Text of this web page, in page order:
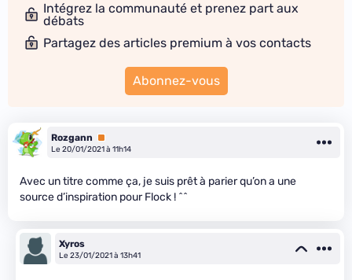
Intégrez la communauté et prenez part aux
débats
Partagez des articles premium à vos contacts
Abonnez-vous
Rozgann
Premium
Le 20/01/2021 à 11h14
Avec un titre comme ça, je suis prêt à parier qu’on a une
source d’inspiration pour Flock ! ^^
Xyros
Le 23/01/2021 à 13h41